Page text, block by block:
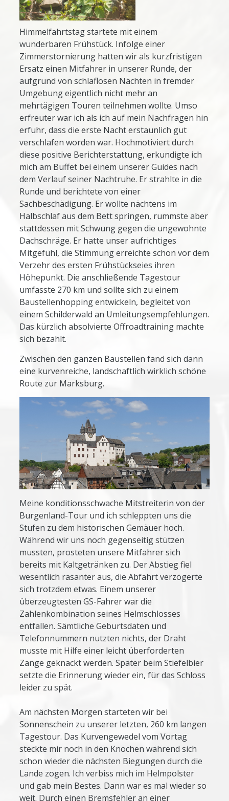
Himmelfahrtstag startete mit einem
wunderbaren Frühstück. Infolge einer
Zimmerstornierung hatten wir als kurzfristigen
Ersatz einen Mitfahrer in unserer Runde, der
aufgrund von schlaflosen Nächten in fremder
Umgebung eigentlich nicht mehr an
mehrtägigen Touren teilnehmen wollte. Umso
erfreuter war ich als ich auf mein Nachfragen hin
erfuhr, dass die erste Nacht erstaunlich gut
verschlafen worden war. Hochmotiviert durch
diese positive Berichterstattung, erkundigte ich
mich am Buffet bei einem unserer Guides nach
dem Verlauf seiner Nachtruhe. Er strahlte in die
Runde und berichtete von einer
Sachbeschädigung. Er wollte nächtens im
Halbschlaf aus dem Bett springen, rummste aber
stattdessen mit Schwung gegen die ungewohnte
Dachschräge. Er hatte unser aufrichtiges
Mitgefühl, die Stimmung erreichte schon vor dem
Verzehr des ersten Frühstückseies ihren
Höhepunkt. Die anschließende Tagestour
umfasste 270 km und sollte sich zu einem
Baustellenhopping entwickeln, begleitet von
einem Schilderwald an Umleitungsempfehlungen.
Das kürzlich absolvierte Offroadtraining machte
sich bezahlt.
Zwischen den ganzen Baustellen fand sich dann
eine kurvenreiche, landschaftlich wirklich schöne
Route zur Marksburg.
Meine konditionsschwache Mitstreiterin von der
Burgenland-Tour und ich schleppten uns die
Stufen zu dem historischen Gemäuer hoch.
Während wir uns noch gegenseitig stützen
mussten, prosteten unsere Mitfahrer sich
bereits mit Kaltgetränken zu. Der Abstieg fiel
wesentlich rasanter aus, die Abfahrt verzögerte
sich trotzdem etwas. Einem unserer
überzeugtesten GS-Fahrer war die
Zahlenkombination seines Helmschlosses
entfallen. Sämtliche Geburtsdaten und
Telefonnummern nutzten nichts, der Draht
musste mit Hilfe einer leicht überforderten
Zange geknackt werden. Später beim Stiefelbier
setzte die Erinnerung wieder ein, für das Schloss
leider zu spät.
Am nächsten Morgen starteten wir bei
Sonnenschein zu unserer letzten, 260 km langen
Tagestour. Das Kurvengewedel vom Vortag
steckte mir noch in den Knochen während sich
schon wieder die nächsten Biegungen durch die
Lande zogen. Ich verbiss mich im Helmpolster
und gab mein Bestes. Dann war es mal wieder so
weit. Durch einen Bremsfehler an einer